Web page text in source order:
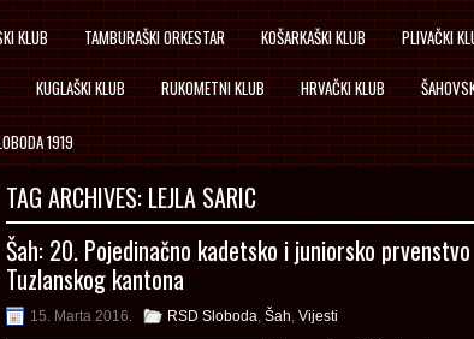
KLUB TAMBURAŠKI ORKESTAR KOŠARKAŠKI KLUB PLIVAČKI
KUGLAŠKI KLUB RUKOMETNI KLUB HRVAČKI KLUB
1919
TAG ARCHIVES: LEJLA SARIC
Šah: 20. Pojedinačno kadetsko i juniorsko prvenstvo
Tuzlanskog kantona
15. Marta 2016. RSD Sloboda, Šah, Vijesti